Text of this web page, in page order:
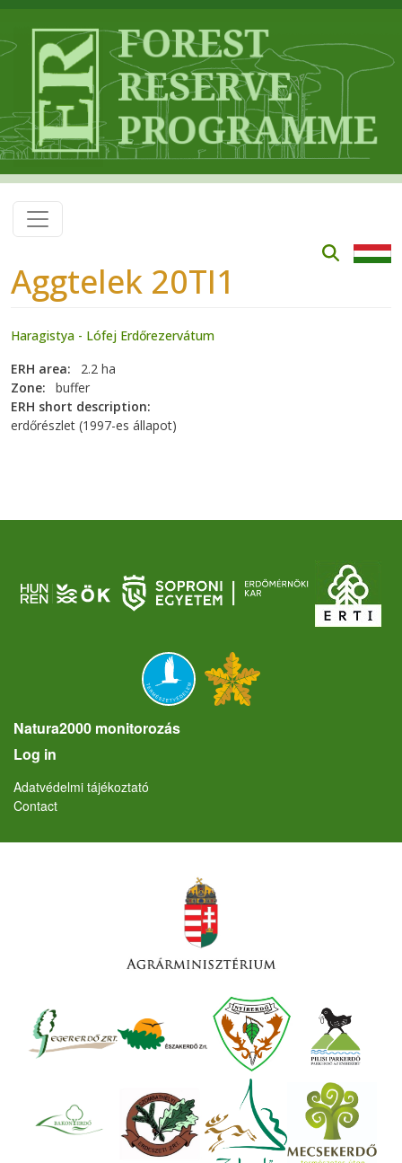
Aggtelek 20TI1
Haragistya - Lófej Erdőrezervátum
ERH area
2.2 ha
Zone
buffer
ERH short description
erdőrészlet (1997-es állapot)
Natura2000 monitorozás
User account menu
Log in
Lábléc
Adatvédelmi tájékoztató
Contact